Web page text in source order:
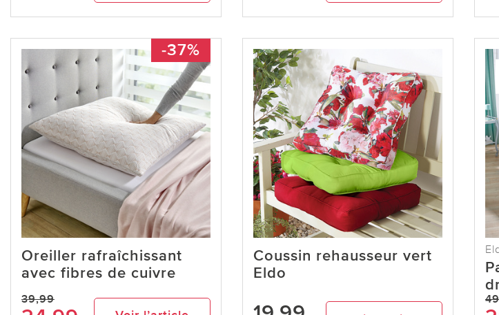
-37%
Oreiller rafraîchissant
avec fibres de cuivre
39,99
Coussin rehausseur vert
Eldo